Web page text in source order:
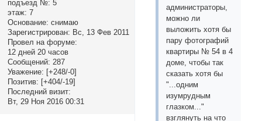
подъезд №: 5
этаж: 7
Основание: снимаю
Зарегистрирован: Вс, 13 Фев 2011
Провел на форуме:
12 дней 20 часов
Сообщений: 287
Уважение: [+248/-0]
Позитив: [+404/-19]
Последний визит:
Вт, 29 Ноя 2016 00:31
администраторы,
можно ли
выложить хотя бы
пару фотографий
квартиры № 54 в 4
доме, чтобы так
сказать хотя бы
"...одним
изумрудным
глазком..."
взглянуть на что